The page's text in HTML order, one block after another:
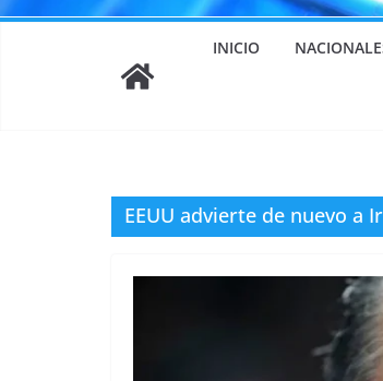
INICIO
EEUU advierte de nuevo a